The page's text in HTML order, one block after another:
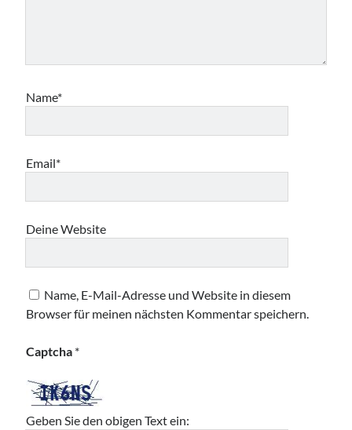
Name*
Email*
Deine Website
Name, E-Mail-Adresse und Website in diesem
Browser für meinen nächsten Kommentar speichern.
Captcha *
Geben Sie den obigen Text ein: